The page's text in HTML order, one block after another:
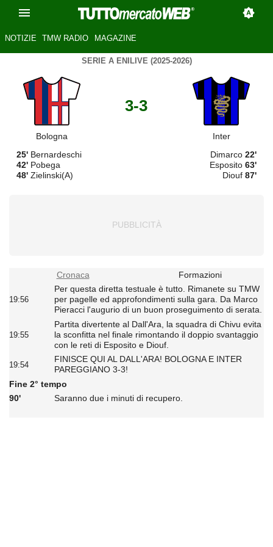
NOTIZIE TMW RADIO MAGAZINE
SERIE A ENILIVE (2025-2026)
Bologna
3-3
Inter
25' Bernardeschi
42' Pobega
48' Zielinski(A)
Dimarco 22'
Esposito 63'
Diouf 87'
Cronaca Formazioni
19:56
Per questa diretta testuale è tutto. Rimanete su TMW
per pagelle ed approfondimenti sulla gara. Da Marco
Pieracci l'augurio di un buon proseguimento di serata.
19:55
Partita divertente al Dall'Ara, la squadra di Chivu evita
la sconfitta nel finale rimontando il doppio svantaggio
con le reti di Esposito e Diouf.
19:54
FINISCE QUI AL DALL'ARA! BOLOGNA E INTER
PAREGGIANO 3-3!
Fine 2° tempo
90'
Saranno due i minuti di recupero.